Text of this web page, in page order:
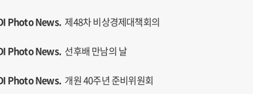
Photo News. 제48차 비상경제대책회의
Photo News. 선후배 만남의 날
Photo News. 개원 40주년 준비위원회